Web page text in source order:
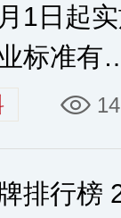
1日起
标准有
排行榜